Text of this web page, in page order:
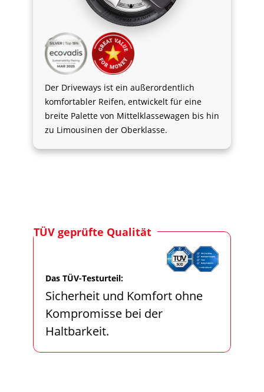
Der Driveways ist ein außerordentlich
komfortabler Reifen, entwickelt für eine
breite Palette von Mittelklassewagen bis hin
zu Limousinen der Oberklasse.
TÜV geprüfte Qualität
Das TÜV-Testurteil:
Sicherheit und Komfort ohne
Kompromisse bei der
Haltbarkeit.